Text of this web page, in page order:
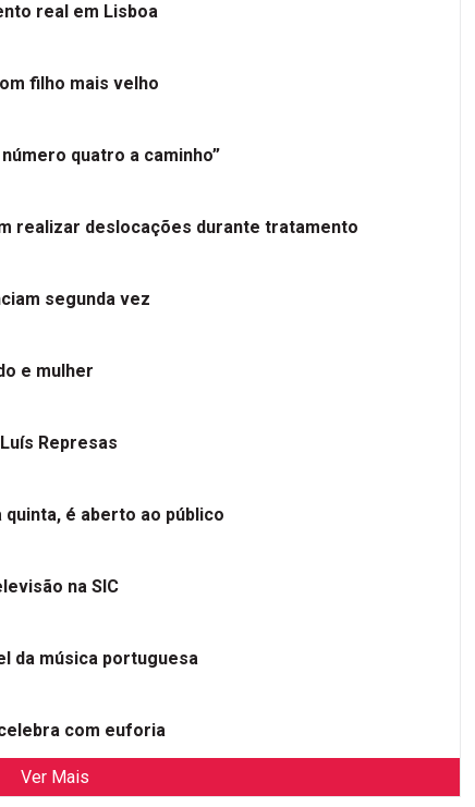
real em Lisboa
filho mais velho
quatro a caminho”
realizar deslocações durante tratamento
segunda vez
e mulher
Represas
é aberto ao público
na SIC
da música portuguesa
com euforia
Ver Mais